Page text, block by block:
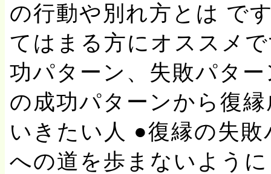
の行動や別れ方とは で
てはまる方にオススメ
功パターン、失敗パタ
の成功パターンから復
いきたい人 ●復縁の失
への道を歩まないよう